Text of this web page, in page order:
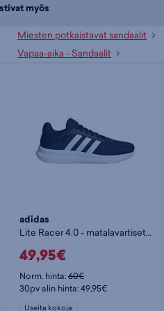
myös
Miesten potkaistavat sandaalit
Vapaa-aika - Sandaalit
adidas
Lite Racer 4.0 - matalavartiset tennarit
49,95€
Norm. hinta:60€
30pv alin hinta: 49,95€
Useita kokoja